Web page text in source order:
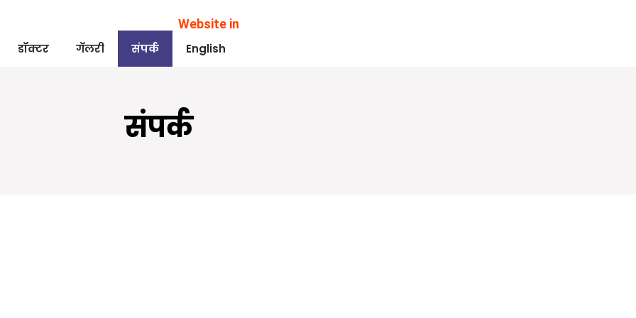
Website in
डॉक्टर गॅलरी संपर्क English
संपर्क